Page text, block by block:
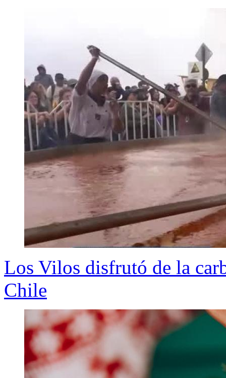
Los Vilos disfrutó de la
Chile